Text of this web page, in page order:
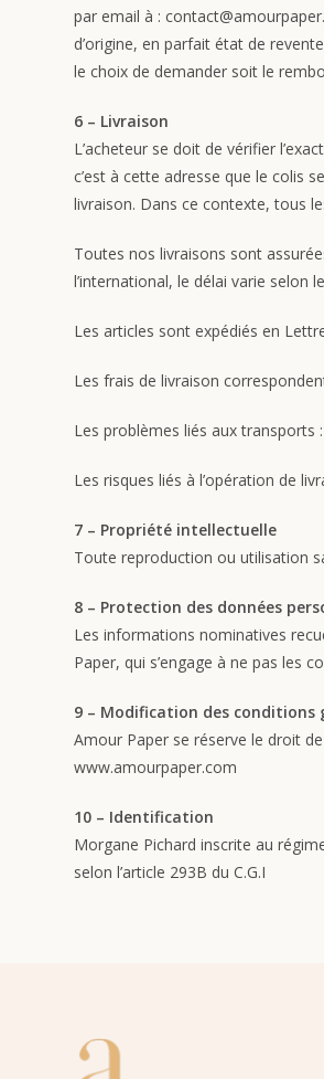
par email à :
d’origine, en parfait état de
le choix de demander soit le
6 – Livraison
L’acheteur se doit de vérifier
c’est à cette adresse que le colis
livraison. Dans ce contexte, tous
Toutes nos livraisons sont
l’international, le délai varie selon
Les articles sont expédiés en
Les frais de livraison
Les problèmes liés aux
Les risques liés à l’opération de
7 – Propriété intellectuelle
Toute reproduction ou utilisation
8 – Protection des données
Les informations nominatives
Paper, qui s’engage à ne pas les
9 – Modification des conditions
Amour Paper se réserve le droit
www.amourpaper.com
10 – Identification
Morgane Pichard inscrite au
selon l’article 293B du C.G.I